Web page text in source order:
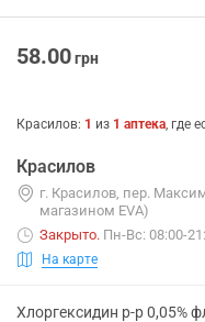
58.00грн
Красилов: 1 из 1 аптека, где
Красилов
г. Красилов, пер.
магазином EVA)
Закрыто. Пн-Вс: 08:00-
На карте
Хлоргексидин р-р 0,05%